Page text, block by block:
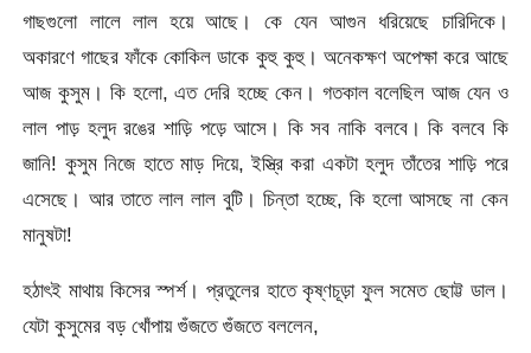
গাছগুলো লালে লাল হয়ে আছে। কে যেন আগুন ধরিয়েছে চারিদিকে।
অকারণে গাছের ফাঁকে কোকিল ডাকে কুহু কুহু। অনেকক্ষণ অপেক্ষা করে আছে
আজ কুসুম। কি হলো, এত দেরি হচ্ছে কেন। গতকাল বলেছিল আজ যেন ও
লাল পাড় হলুদ রঙের শাড়ি পড়ে আসে। কি সব নাকি বলবে। কি বলবে কি
জানি! কুসুম নিজে হাতে মাড় দিয়ে, ইস্ত্রি করা একটা হলুদ তাঁতের শাড়ি পরে
এসেছে। আর তাতে লাল লাল বুটি। চিন্তা হচ্ছে, কি হলো আসছে না কেন
মানুষটা!
হঠাৎই মাথায় কিসের স্পর্শ। প্রতুলের হাতে কৃষ্ণচূড়া ফুল সমেত ছোট্ট ডাল।
যেটা কুসুমের বড় খোঁপায় গুঁজতে গুঁজতে বললেন,